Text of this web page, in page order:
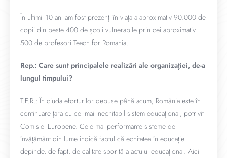
În ultimii 10 ani am fost prezenți în viața a aproximativ 90.000 de
copii din peste 400 de școli vulnerabile prin cei aproximativ
500 de profesori Teach for Romania.
Rep.: Care sunt principalele realizări ale organizației, de-a
lungul timpului?
T.F.R.: În ciuda eforturilor depuse până acum, România este în
continuare țara cu cel mai inechitabil sistem educațional, potrivit
Comisiei Europene. Cele mai performante sisteme de
învățământ din lume indică faptul că echitatea în educație
depinde, de fapt, de calitate sporită a actului educațional. Aici